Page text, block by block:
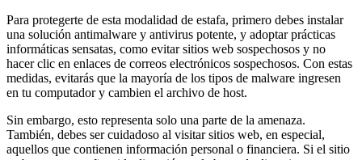
Para protegerte de esta modalidad de estafa, primero debes instalar
una solución antimalware y antivirus potente, y adoptar prácticas
informáticas sensatas, como evitar sitios web sospechosos y no
hacer clic en enlaces de correos electrónicos sospechosos. Con estas
medidas, evitarás que la mayoría de los tipos de malware ingresen
en tu computador y cambien el archivo de host.
Sin embargo, esto representa solo una parte de la amenaza.
También, debes ser cuidadoso al visitar sitios web, en especial,
aquellos que contienen información personal o financiera. Si el sitio